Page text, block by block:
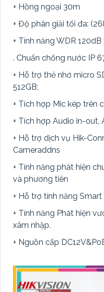
+ Hồng ngoại 30m
+ Độ phân giải tối đa:
+ Tính năng WDR 120dB
. Chuẩn chống nước IP
+ Hỗ trợ thẻ nhớ micro
512GB;
+ Tích hợp Mic kép trên
+ Tích hợp Audio in-out,
+ Hỗ trợ dịch vụ Hik-
Cameraddns
+ Tính năng phát hiện
và phương tiên
+ Hỗ trợ tính năng
+ Tính năng Phát hiện
xâm nhập.
+ Nguồn cấp